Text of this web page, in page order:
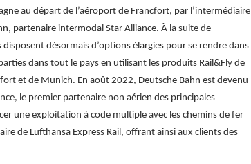
au départ de l’aéroport de Francfort, par l’intermédiaire
partenaire intermodal Star Alliance. À la suite de
disposent désormais d’options élargies pour se rendre dans
dans tout le pays en utilisant les produits Rail&Fly de
et de Munich. En août 2022, Deutsche Bahn est devenu
le premier partenaire non aérien des principales
une exploitation à code multiple avec les chemins de fer
de Lufthansa Express Rail, offrant ainsi aux clients des